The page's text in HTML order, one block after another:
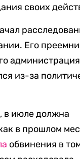
своих
Его
администрация
из-за
в июле должна
в прошлом
обвинения в